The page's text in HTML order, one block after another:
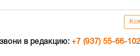
в редакцию:+7 (937) 55-66-102